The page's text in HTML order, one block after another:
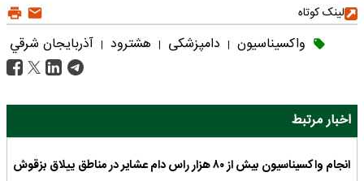
لینک کوتاه
واکسیناسیون | دامپزشکی | هشترود | آذربايجان شرقي
اخبار مرتبط
انجام واکسیناسیون بیش از ۸۰ هزار راس دام عشایر در مناطق ییلاق بزقوش